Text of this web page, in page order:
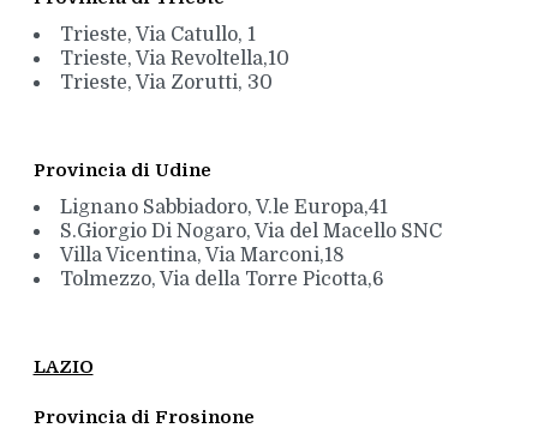
Trieste, Via Catullo, 1
Trieste, Via Revoltella,10
Trieste, Via Zorutti, 30
Provincia di Udine
Lignano Sabbiadoro, V.le Europa,41
S.Giorgio Di Nogaro, Via del Macello SNC
Villa Vicentina, Via Marconi,18
Tolmezzo, Via della Torre Picotta,6
LAZIO
Provincia di Frosinone